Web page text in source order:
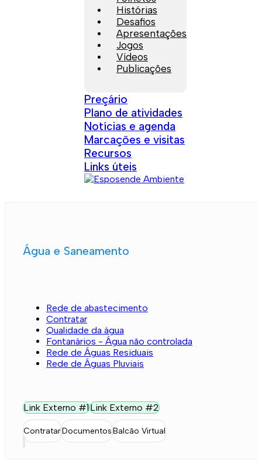
Histórias
Desafios
Apresentações
Jogos
Vídeos
Publicações
Preçário
Plano de atividades
Notícias e agenda
Marcações e visitas
Recursos
Links úteis
Água e Saneamento
Rede de abastecimento
Contratar
Qualidade da água
Fontanários - Água não controlada
Rede de Águas Residuais
Rede de Águas Pluviais
Link Externo #1Link Externo #2
ContratarDocumentosBalcão Virtual